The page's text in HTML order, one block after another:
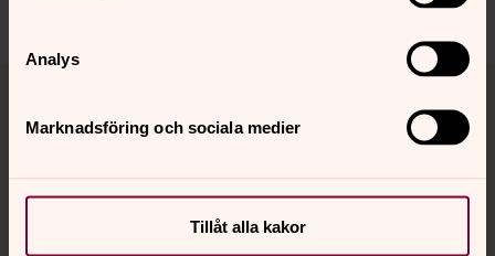
Analys
Marknadsföring och sociala medier
Tillåt alla kakor
Tillbaka till toppen
Tillbaka till innehållet
Kontakt